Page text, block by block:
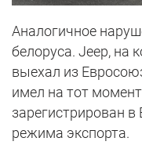
Аналогичное
белоруса. Jeep, на
выехал из
имел на тот
зарегистрирован
режима экспорта.